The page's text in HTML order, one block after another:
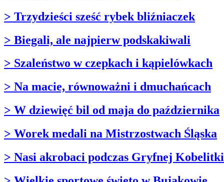
> Trzydzieści sześć rybek bliźniaczek
> Biegali, ale najpierw podskakiwali
> Szaleństwo w czepkach i kąpielówkach
> Na macie, równoważni i dmuchańcach
> W dziewięć bil od maja do października
> Worek medali na Mistrzostwach Śląska
> Nasi akrobaci podczas Gryfnej Kobelitki